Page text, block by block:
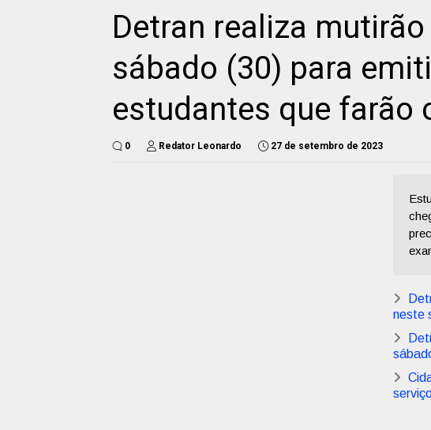
Detran realiza
sábado (30) para
estudantes que farão
0 Redator Leonardo 27 de setembro de 2023
neste